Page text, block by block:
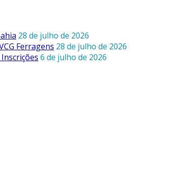
28 de julho de 2026
Ferragens 28 de julho de 2026
6 de julho de 2026